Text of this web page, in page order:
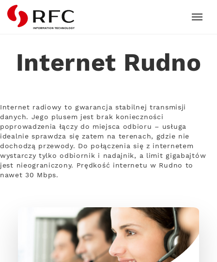
RFC
Internet Rudno
Internet radiowy to gwarancja stabilnej transmisji
danych. Jego plusem jest brak konieczności
poprowadzenia łączy do miejsca odbioru – usługa
idealnie sprawdza się zatem na terenach, gdzie nie
dochodzą przewody. Do połączenia się z internetem
wystarczy tylko odbiornik i nadajnik, a limit gigabajtów
jest nieograniczony. Prędkość internetu w Rudno to
nawet 30 Mbps.